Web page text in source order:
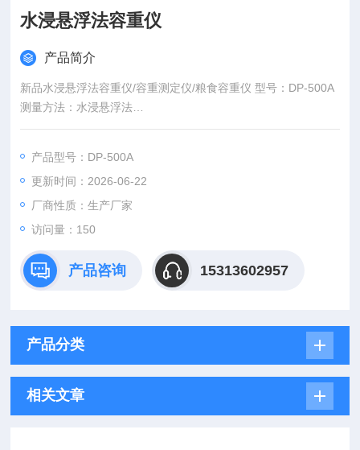
水浸悬浮法容重仪
产品简介
新品水浸悬浮法容重仪/容重测定仪/粮食容重仪 型号：DP-500A
测量方法：水浸悬浮法
测定品种：颗粒状粮食
容重仪准确度：5g/L
容重仪重复性：3g/L
产品型号：DP-500A
更新时间：2026-06-22
厂商性质：生产厂家
访问量：150
产品咨询 15313602957
产品分类
相关文章